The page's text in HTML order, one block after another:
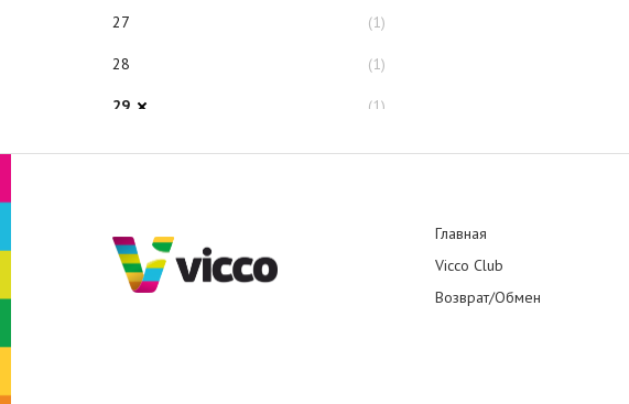
27 (1)
28 (1)
29 (1)
Главная
Vicco Club
Возврат/Обмен